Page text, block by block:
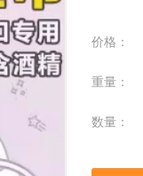
价格：
重量：
数量：